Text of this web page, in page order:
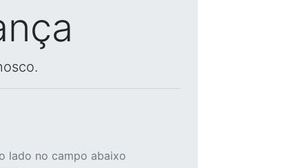
lado no campo abaixo